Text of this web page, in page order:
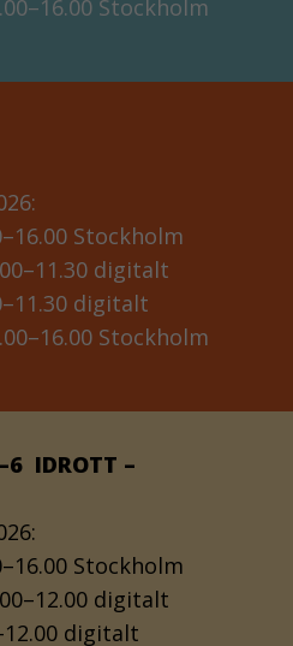
Stockholm
Stockholm
digitalt
digitalt
Stockholm
IDROTT –
Stockholm
digitalt
digitalt
kommer vissa
Kakor för
marknadsföring
används för att spåra
besökare på
webbplatsen. Genom
ökar du möjligheterna
anpassat innehåll och